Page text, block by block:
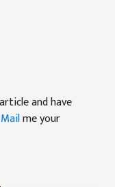
and have
Mailme your